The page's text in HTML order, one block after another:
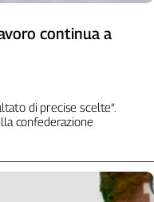
continua a
di precise scelte”.
confederazione